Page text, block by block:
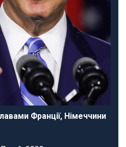
Франції, Німеччини